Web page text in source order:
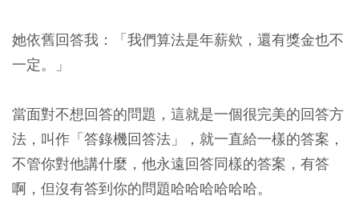
她依舊回答我：「我們算法是年薪欸，還有獎金也不
一定。」
當面對不想回答的問題，這就是一個很完美的回答方
法，叫作「答錄機回答法」，就一直給一樣的答案，
不管你對他講什麼，他永遠回答同樣的答案，有答
啊，但沒有答到你的問題哈哈哈哈哈哈。